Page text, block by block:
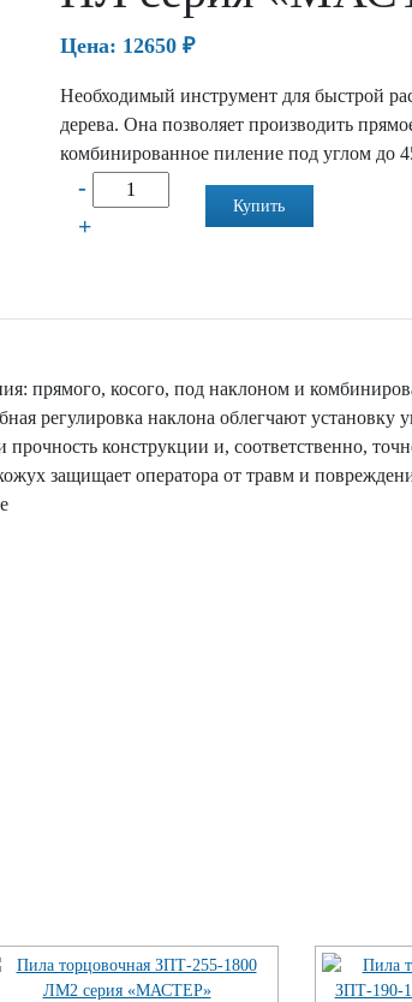
Цена: 12650 ₽
Необходимый инструмент для быстрой
дерева. Она позволяет производить
комбинированное пиление под углом до
-
+
Купить
прямого, косого, под наклоном и
регулировка наклона облегчают установку
конструкции и, соответственно,
защищает оператора от травм и